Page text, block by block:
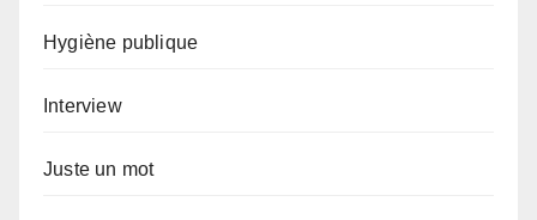
Hygiène publique
Interview
Juste un mot